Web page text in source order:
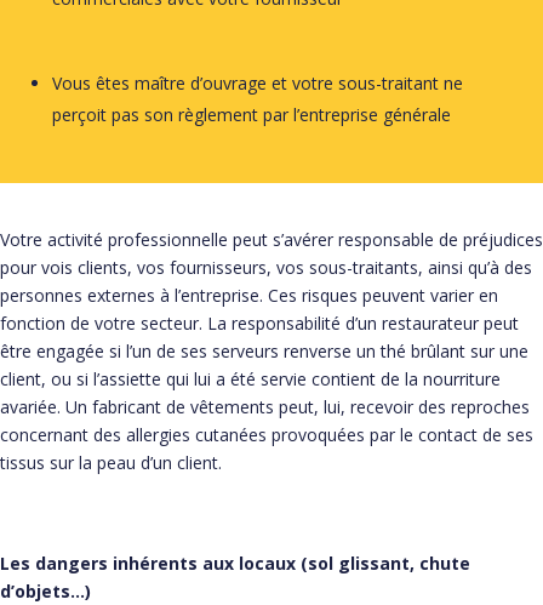
Vous êtes maître d’ouvrage et votre sous-traitant ne
perçoit pas son règlement par l’entreprise générale
Votre activité professionnelle peut s’avérer responsable de préjudices
pour vois clients, vos fournisseurs, vos sous-traitants, ainsi qu’à des
personnes externes à l’entreprise. Ces risques peuvent varier en
fonction de votre secteur. La responsabilité d’un restaurateur peut
être engagée si l’un de ses serveurs renverse un thé brûlant sur une
client, ou si l’assiette qui lui a été servie contient de la nourriture
avariée. Un fabricant de vêtements peut, lui, recevoir des reproches
concernant des allergies cutanées provoquées par le contact de ses
tissus sur la peau d’un client.
Les dangers inhérents aux locaux (sol glissant, chute
d’objets…)